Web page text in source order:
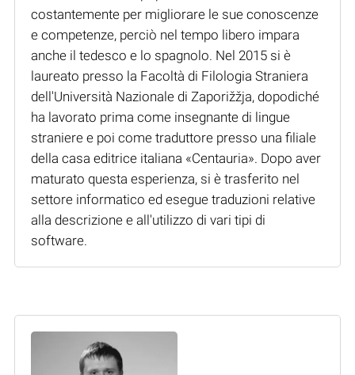
costantemente per migliorare le sue conoscenze
e competenze, perciò nel tempo libero impara
anche il tedesco e lo spagnolo. Nel 2015 si è
laureato presso la Facoltà di Filologia Straniera
dell'Università Nazionale di Zaporižžja, dopodiché
ha lavorato prima come insegnante di lingue
straniere e poi come traduttore presso una filiale
della casa editrice italiana «Centauria». Dopo aver
maturato questa esperienza, si è trasferito nel
settore informatico ed esegue traduzioni relative
alla descrizione e all'utilizzo di vari tipi di
software.